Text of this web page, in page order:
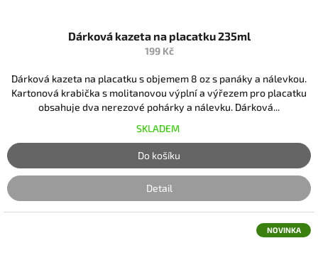
Dárková kazeta na placatku 235ml
199 Kč
Dárková kazeta na placatku s objemem 8 oz s panáky a nálevkou.
Kartonová krabička s molitanovou výplní a výřezem pro placatku
obsahuje dva nerezové pohárky a nálevku. Dárková...
SKLADEM
Do košíku
Detail
NOVINKA